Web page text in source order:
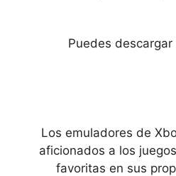
Puedes
Los emuladores de
aficionados a los
favoritas en sus